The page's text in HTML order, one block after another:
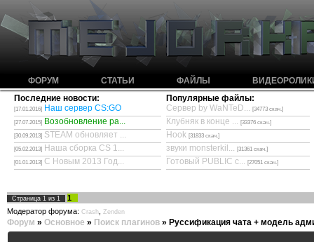
ФОРУМ СТАТЬИ ФАЙЛЫ
Последние новости:
[17.01.2016] Наш сервер CS:GO
[27.07.2015] Возобновление ра...
[30.09.2013] STEAM обновляет ...
[05.02.2013] Наша сборка CS 1...
[01.01.2013] С Новым 2013 Год...
Популярные файлы:
Сервер by WaNTeD... [34773 скач.]
Клубняк в конце ... [33376 скач.]
Hook [31833 скач.]
звуки monsterkil... [31361 скач.]
Готовый PUBLIC с... [27051 скач.]
Страница 1 из 1
1
Модератор форума: Crash Zenden
Форум » Основное » Поиск плагинов » Руссификация чата + модель